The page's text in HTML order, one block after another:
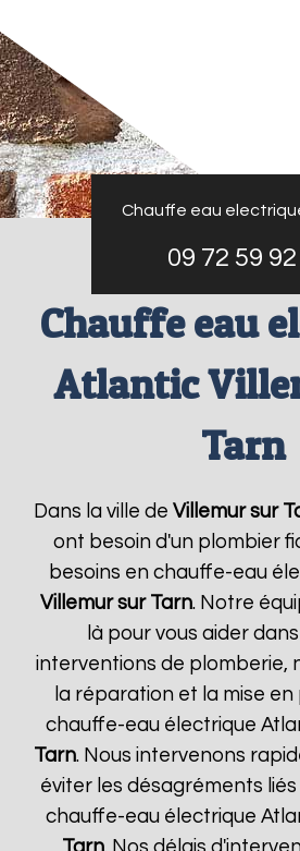
Chauffe eau
09 72 59
Chauffe eau
Atlantic
Tarn
Dans la ville de Villemur sur
ont besoin d'un plombier
besoins en chauffe-eau
Villemur sur Tarn. Notre
là pour vous aider
interventions de plomberie,
la réparation et la mise
chauffe-eau électrique
Tarn. Nous intervenons
éviter les désagréments
chauffe-eau électrique